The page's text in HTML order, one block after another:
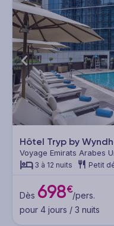
Hôtel Tryp by
Voyage Emirats Arabes
3 à 12 nuits Petit
Dès 698€/pers.
pour 4 jours / 3 nuits